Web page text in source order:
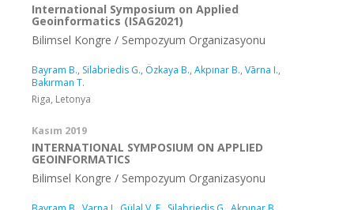
International Symposium on Applied
Geoinformatics (ISAG2021)
Bilimsel Kongre / Sempozyum Organizasyonu
Bayram B., Silabriedis G., Özkaya B., Akpınar B., Vārna I.,
Bakırman T.
Riga, Letonya
Kasım 2019
INTERNATIONAL SYMPOSIUM ON APPLIED
GEOINFORMATICS
Bilimsel Kongre / Sempozyum Organizasyonu